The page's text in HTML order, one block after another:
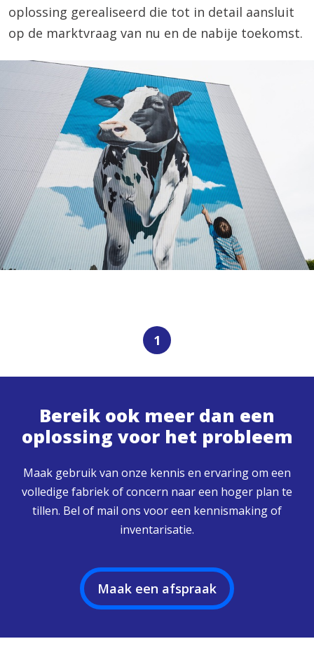
oplossing gerealiseerd die tot in detail aansluit
op de marktvraag van nu en de nabije toekomst.
1
Bereik ook meer dan een
oplossing voor het probleem
Maak gebruik van onze kennis en ervaring om een
volledige fabriek of concern naar een hoger plan te
tillen. Bel of mail ons voor een kennismaking of
inventarisatie.
Maak een afspraak